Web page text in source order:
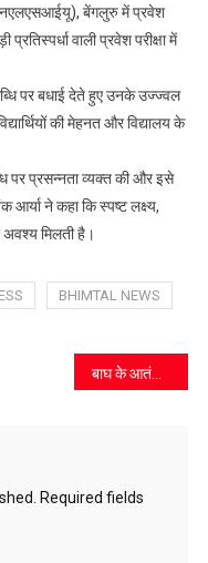
के
छात्र
आर्या
का
में
बेंगलुरु में प्रवेश
वाली प्रवेश परीक्षा में
पर बधाई देते हुए उनके उज्ज्वल
की मेहनत और विद्यालय के
पर प्रसन्नता व्यक्त की और इसे
आर्या ने कहा कि स्पष्ट लक्ष्य,
मिलती है।
BHIMTAL NEWS
Required fields